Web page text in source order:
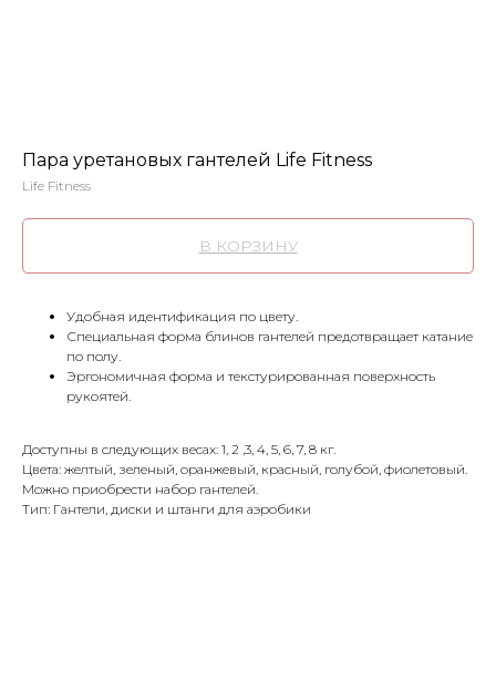
Пара уретановых гантелей Life Fitness
Life Fitness
В КОРЗИНУ
Удобная идентификация по цвету.
Специальная форма блинов гантелей предотвращает катание
по полу.
Эргономичная форма и текстурированная поверхность
рукоятей.
Доступны в следующих весах: 1, 2 ,3, 4, 5, 6, 7, 8 кг.
Цвета: желтый, зеленый, оранжевый, красный, голубой, фиолетовый.
Можно приобрести набор гантелей.
Тип: Гантели, диски и штанги для аэробики